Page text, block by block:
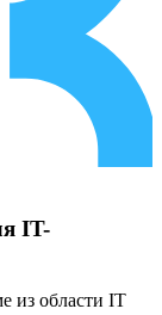
IT-
из области IT